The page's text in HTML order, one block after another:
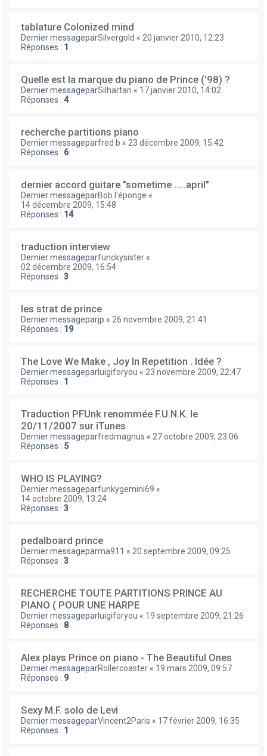
tablature Colonized mind
Dernier messageparSilvergold « 20 janvier 2010, 12:23
Réponses : 1
Quelle est la marque du piano de Prince ('98) ?
Dernier messageparSilhartan « 17 janvier 2010, 14:02
Réponses : 4
recherche partitions piano
Dernier messageparfred b « 23 décembre 2009, 15:42
Réponses : 6
dernier accord guitare "sometime .....april"
Dernier messageparBob l'éponge «
14 décembre 2009, 15:48
Réponses : 14
traduction interview
Dernier messageparfunckysister «
02 décembre 2009, 16:54
Réponses : 3
les strat de prince
Dernier messageparjp « 26 novembre 2009, 21:41
Réponses : 19
The Love We Make , Joy In Repetition . Idée ?
Dernier messageparluigiforyou « 23 novembre 2009, 22:47
Réponses : 1
Traduction PFUnk renommée F.U.N.K. le
20/11/2007 sur iTunes
Dernier messageparfredmagnus « 27 octobre 2009, 23:06
Réponses : 5
WHO IS PLAYING?
Dernier messageparfunkygemini69 «
14 octobre 2009, 13:24
Réponses : 3
pedalboard prince
Dernier messageparma911 « 20 septembre 2009, 09:25
Réponses : 3
RECHERCHE TOUTE PARTITIONS PRINCE AU
PIANO ( POUR UNE HARPE
Dernier messageparluigiforyou « 19 septembre 2009, 21:26
Réponses : 8
Alex plays Prince on piano - The Beautiful Ones
Dernier messageparRollercoaster « 19 mars 2009, 09:57
Réponses : 9
Sexy M.F. solo de Levi
Dernier messageparVincent2Paris « 17 février 2009, 16:35
Réponses : 1